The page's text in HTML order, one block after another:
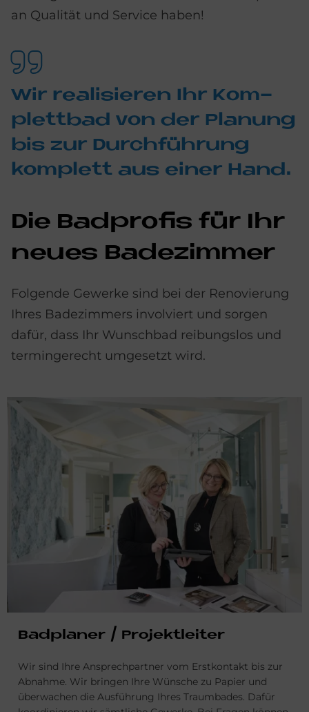
an Qualität und Service haben!
Wir rea­li­sie­ren Ihr Kom­
plett­bad von der Pla­nung
bis zur Durch­füh­rung
kom­ple­tt aus ei­ner Hand.
Die Bad­pro­fis für Ihr
neu­es Ba­de­zim­mer
Folgende Gewerke sind bei der Renovierung
Ihres Badezimmers involviert und sorgen
dafür, dass Ihr Wunschbad reibungslos und
termingerecht umgesetzt wird.
Bad­pla­ner / Pro­jekt­lei­ter
Wir sind Ihre Ansprechpartner vom Erstkontakt bis zur
Abnahme. Wir bringen Ihre Wünsche zu Papier und
überwachen die Ausführung Ihres Traumbades. Dafür